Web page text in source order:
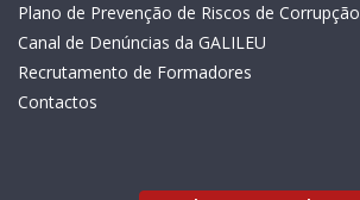
Plano de Prevenção de Riscos de Corrupção
Canal de Denúncias da GALILEU
Recrutamento de Formadores
Contactos